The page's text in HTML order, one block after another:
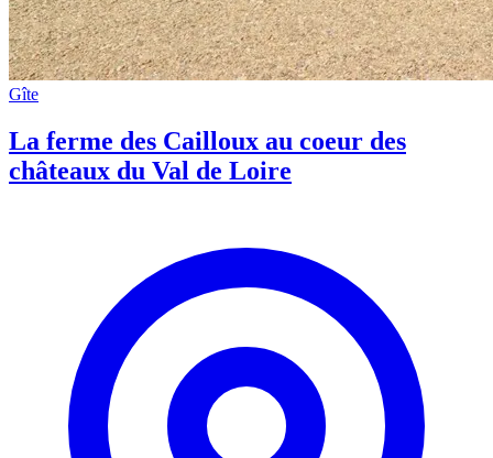
Gîte
La ferme des Cailloux au coeur des
châteaux du Val de Loire